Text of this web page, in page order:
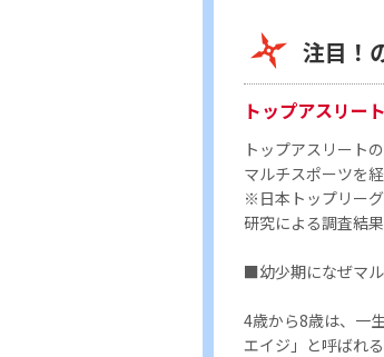
注目！
トップアスリー
トップアスリート
マルチスポーツを
※日本トップリー
研究による調査結
■幼少期になぜマ
4歳から8歳は、一
エイジ」と呼ばれ